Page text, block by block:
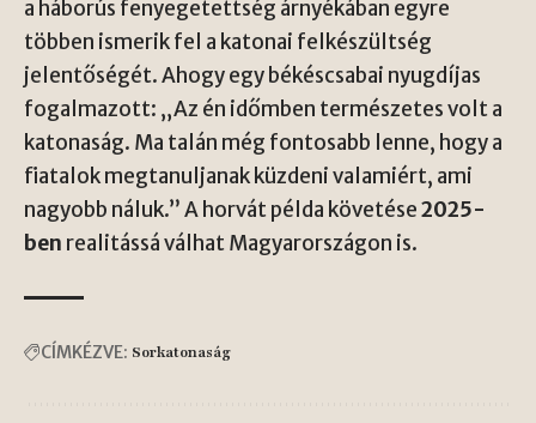
a háborús fenyegetettség árnyékában egyre
többen ismerik fel a katonai felkészültség
jelentőségét. Ahogy egy békéscsabai nyugdíjas
fogalmazott: „Az én időmben természetes volt a
katonaság. Ma talán még fontosabb lenne, hogy a
fiatalok megtanuljanak küzdeni valamiért, ami
nagyobb náluk.” A horvát példa követése2025-
ben realitássá válhat Magyarországon is.
CÍMKÉZVE: Sorkatonaság